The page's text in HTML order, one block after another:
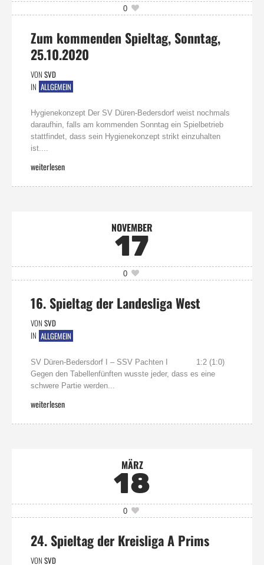
0
Zum kommenden Spieltag, Sonntag,
25.10.2020
VON SVD
IN ALLGEMEIN
Hygienekonzept Der SV Düren-Bedersdorf weist nochmals
daraufhin, falls am kommenden Sonntag ein Spielbetrieb
stattfindet, dass sein Hygienekonzept strikt einzuhalten
ist....
weiterlesen
NOVEMBER
17
0
16. Spieltag der Landesliga West
VON SVD
IN ALLGEMEIN
SV Düren-Bedersdorf I – SSV Pachten I 1:2 (1:0)
Gegen den Tabellenfünften wusste jeder, dass es eine
schwere Partie werden...
weiterlesen
MÄRZ
18
0
24. Spieltag der Kreisliga A Prims
VON SVD